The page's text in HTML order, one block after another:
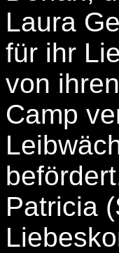
Laura
für ihr
von
Camp
Patricia